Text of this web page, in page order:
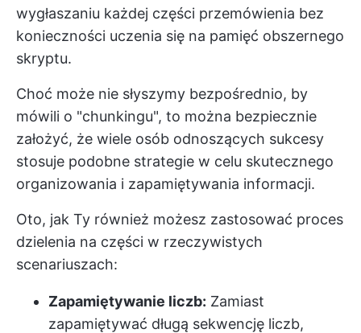
wygłaszaniu każdej części przemówienia bez
konieczności uczenia się na pamięć obszernego
skryptu.
Choć może nie słyszymy bezpośrednio, by
mówili o "chunkingu", to można bezpiecznie
założyć, że wiele osób odnoszących sukcesy
stosuje podobne strategie w celu skutecznego
organizowania i zapamiętywania informacji.
Oto, jak Ty również możesz zastosować proces
dzielenia na części w rzeczywistych
scenariuszach:
Zapamiętywanie liczb: Zamiast
zapamiętywać długą sekwencję liczb,